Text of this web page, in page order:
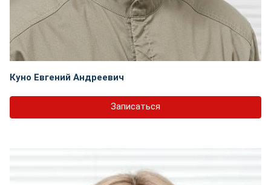
Куно Евгений Андреевич
Записаться